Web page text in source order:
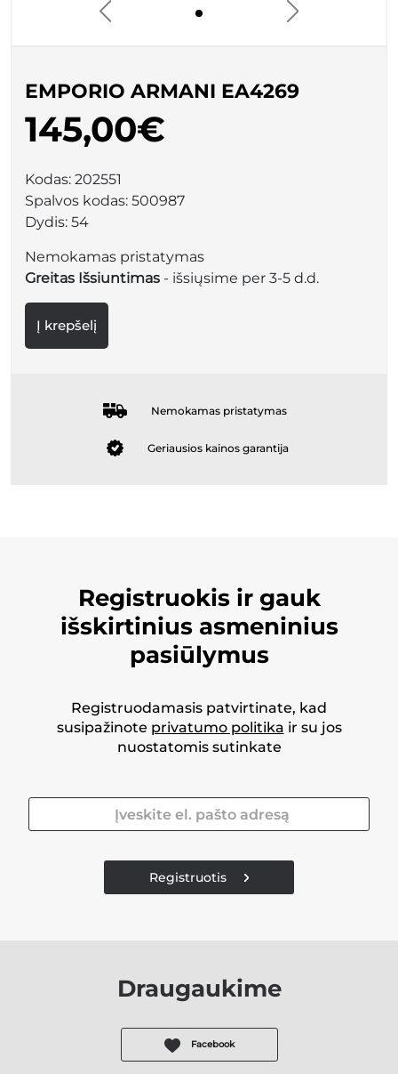
EMPORIO ARMANI EA4269
145,00€
Kodas: 202551
Spalvos kodas: 500987
Dydis: 54
Nemokamas pristatymas
Greitas Išsiuntimas - išsiųsime per 3-5 d.d.
Į krepšelį
Nemokamas pristatymas
Geriausios kainos garantija
Registruokis ir gauk
išskirtinius asmeninius
pasiūlymus
Registruodamasis patvirtinate, kad
susipažinote privatumo politika ir su jos
nuostatomis sutinkate
Registruotis
Draugaukime
Facebook